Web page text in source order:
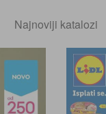
Najnoviji katalozi